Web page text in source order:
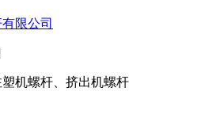
限公司
机螺杆、挤出机螺杆